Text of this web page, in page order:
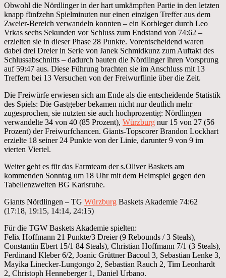
Obwohl die Nördlinger in der hart umkämpften Partie in den letzten
knapp fünfzehn Spielminuten nur einen einzigen Treffer aus dem
Zweier-Bereich verwandeln konnten – ein Korbleger durch Leo
Vrkas sechs Sekunden vor Schluss zum Endstand von 74:62 –
erzielten sie in dieser Phase 28 Punkte. Vorentscheidend waren
dabei drei Dreier in Serie von Janek Schmidkunz zum Auftakt des
Schlussabschnitts – dadurch bauten die Nördlinger ihren Vorsprung
auf 59:47 aus. Diese Führung brachten sie im Anschluss mit 13
Treffern bei 13 Versuchen von der Freiwurflinie über die Zeit.
Die Freiwürfe erwiesen sich am Ende als die entscheidende Statistik
des Spiels: Die Gastgeber bekamen nicht nur deutlich mehr
zugesprochen, sie nutzten sie auch hochprozentig: Nördlingen
verwandelte 34 von 40 (85 Prozent), Würzburg nur 15 von 27 (56
Prozent) der Freiwurfchancen. Giants-Topscorer Brandon Lockhart
erzielte 18 seiner 24 Punkte von der Linie, darunter 9 von 9 im
vierten Viertel.
Weiter geht es für das Farmteam der s.Oliver Baskets am
kommenden Sonntag um 18 Uhr mit dem Heimspiel gegen den
Tabellenzweiten BG Karlsruhe.
Giants Nördlingen – TG Würzburg Baskets Akademie 74:62
(17:18, 19:15, 14:14, 24:15)
Für die TGW Baskets Akademie spielten:
Felix Hoffmann 21 Punkte/3 Dreier (9 Rebounds / 3 Steals),
Constantin Ebert 15/1 84 Steals), Christian Hoffmann 7/1 (3 Steals),
Ferdinand Kleber 6/2, Joanic Grüttner Bacoul 3, Sebastian Lenke 3,
Mayika Linecker-Lungongo 2, Sebastian Rauch 2, Tim Leonhardt
2, Christoph Henneberger 1, Daniel Urbano.